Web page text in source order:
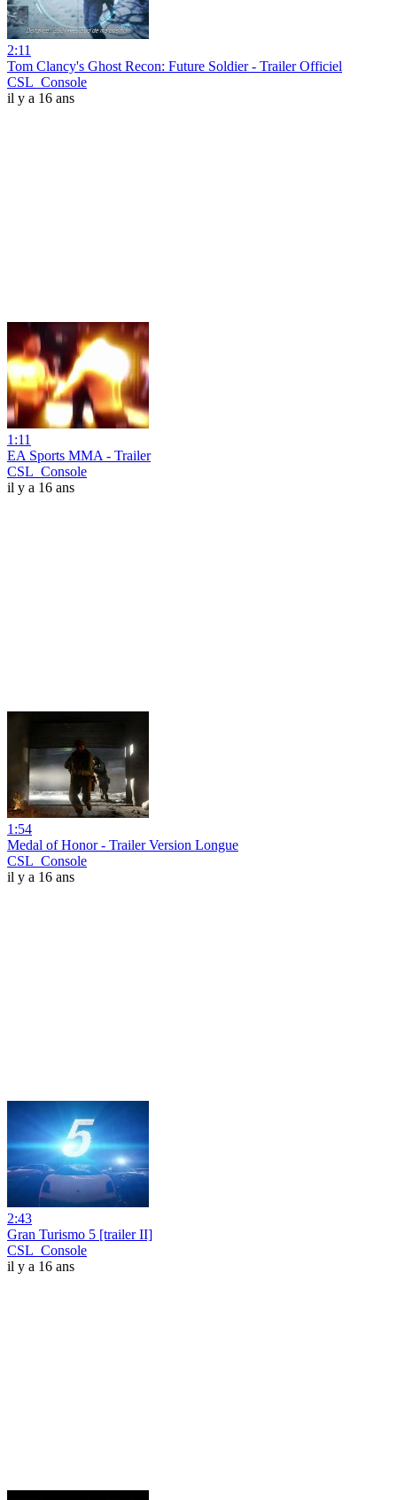
2:11
Tom Clancy's Ghost Recon: Future Soldier - Trailer Officiel
CSL_Console
il y a 16 ans
1:11
EA Sports MMA - Trailer
CSL_Console
il y a 16 ans
1:54
Medal of Honor - Trailer Version Longue
CSL_Console
il y a 16 ans
2:43
Gran Turismo 5 [trailer II]
CSL_Console
il y a 16 ans